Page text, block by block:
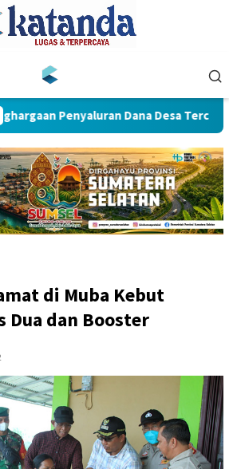
Penyaluran Dana Desa Tercepat
di Muba Kebut
Dua dan Booster